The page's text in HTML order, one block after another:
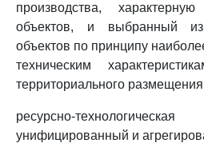
производства,
объектов, и выбранный
объектов по принципу
техническим
территориального
ресурсно-
унифицированный и